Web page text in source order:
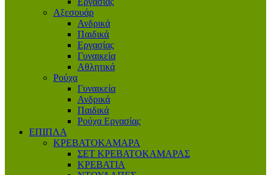
Αξεσουάρ
Ανδρικά
Παιδικά
Εργασίας
Γυναικεία
Αθλητικά
Ρούχα
Γυναικεία
Ανδρικά
Παιδικά
Ρούχα Εργασίας
ΕΠΙΠΛΑ
ΚΡΕΒΑΤΟΚΑΜΑΡΑ
ΣΕΤ ΚΡΕΒΑΤΟΚΑΜΑΡΑΣ
ΚΡΕΒΑΤΙΑ